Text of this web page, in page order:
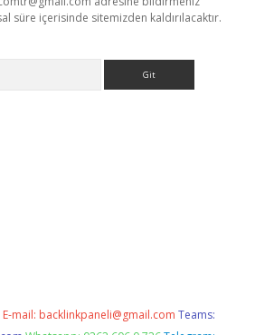
süre içerisinde sitemizden kaldırılacaktır.
E-mail: backlinkpaneli@gmail.com Teams: